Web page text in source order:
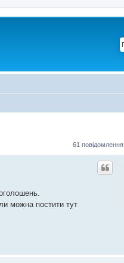
61 повідомлення
можна постити тут